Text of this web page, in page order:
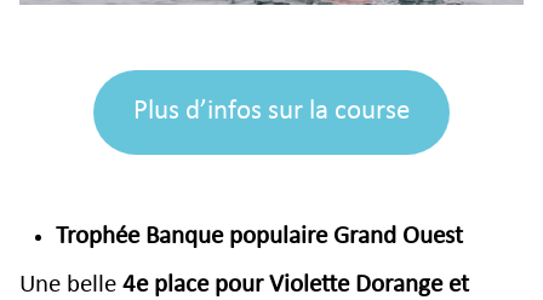
Plus d’infos sur la course
Trophée Banque populaire Grand Ouest
Une belle 4e place pour Violette Dorange et